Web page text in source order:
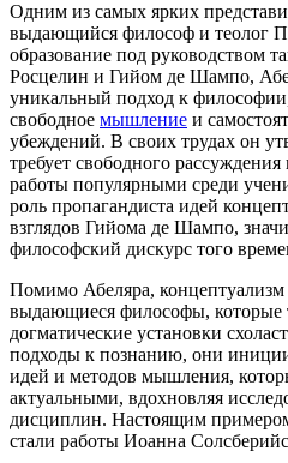
Одним из самых ярких
выдающийся философ и теолог
образование под руководством
Росцелин и Гийом де Шампо,
уникальный подход к
свободное мышление и
убеждений. В своих трудах он
требует свободного рассуждения
работы популярными среди
роль пропагандиста идей
взглядов Гийома де Шампо,
философский дискурс того
Помимо Абеляра,
выдающиеся философы, которые
догматические установки
подходы к познанию, они
идей и методов мышления,
актуальными, вдохновляя
дисциплин. Настоящим
стали работы Иоанна